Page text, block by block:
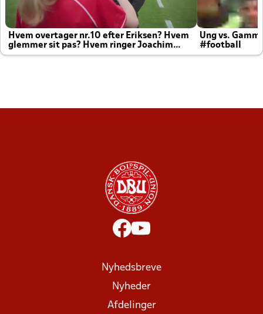
Hvem overtager nr.10 efter Eriksen? Hvem
glemmer sit pas? Hvem ringer Joachim
altid til efter kampe?
Ung vs.
#football
Nyhedsbreve
Nyheder
Afdelinger